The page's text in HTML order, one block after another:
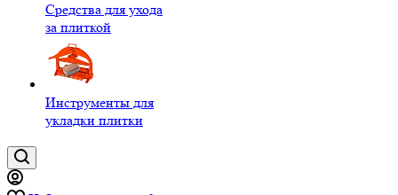
Средства для ухода
за плиткой
Инструменты для
укладки плитки